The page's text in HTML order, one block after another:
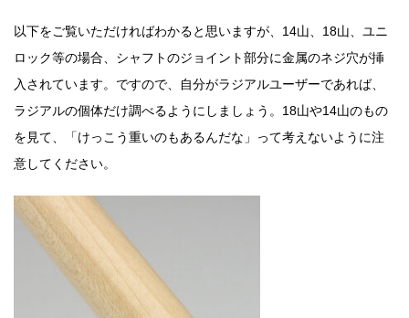
以下をご覧いただければわかると思いますが、14山、18山、ユニ
ロック等の場合、シャフトのジョイント部分に金属のネジ穴が挿
入されています。ですので、自分がラジアルユーザーであれば、
ラジアルの個体だけ調べるようにしましょう。18山や14山のもの
を見て、「けっこう重いのもあるんだな」って考えないように注
意してください。